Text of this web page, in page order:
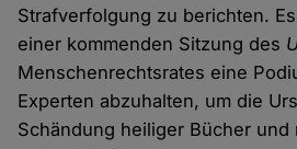
Strafverfolgung zu berichten.
einer kommenden Sitzung des
Menschenrechtsrates eine
Experten abzuhalten, um die
Schändung heiliger Bücher und